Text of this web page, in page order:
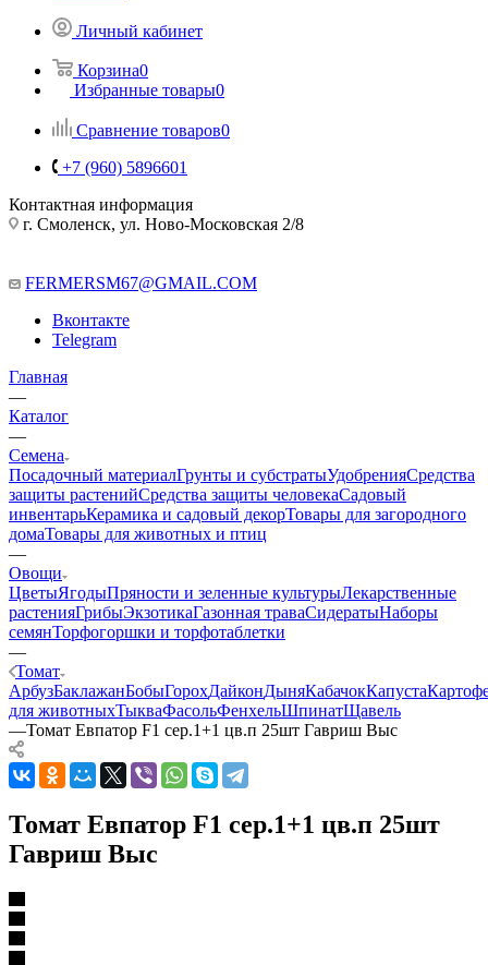
Личный кабинет
Корзина0
Избранные товары0
Сравнение товаров0
+7 (960) 5896601
Контактная информация
г. Смоленск, ул. Ново-Московская 2/8
FERMERSM67@GMAIL.COM
Вконтакте
Telegram
Главная
—
Каталог
—
Семена
Посадочный материалГрунты и субстратыУдобренияСредства
защиты растенийСредства защиты человекаСадовый
инвентарьКерамика и садовый декорТовары для загородного
домаТовары для животных и птиц
—
Овощи
ЦветыЯгодыПряности и зеленные культурыЛекарственные
растенияГрибыЭкзотикаГазонная траваСидератыНаборы
семянТорфогоршки и торфотаблетки
—
Томат
АрбузБаклажанБобыГорохДайконДыняКабачокКапуста
для животныхТыкваФасольФенхельШпинатЩавель
—Томат Евпатор F1 сер.1+1 цв.п 25шт Гавриш Выс
Томат Евпатор F1 сер.1+1 цв.п 25шт
Гавриш Выс